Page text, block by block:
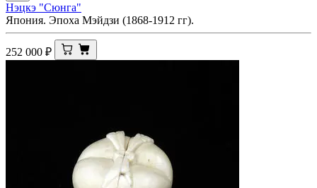
Нэцкэ "Сюнга"
Япония. Эпоха Мэйдзи (1868-1912 гг).
252 000 ₽